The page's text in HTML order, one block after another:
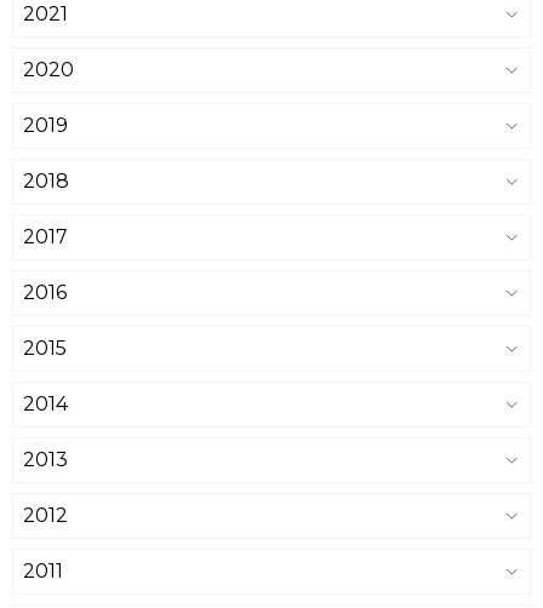
2021
2020
2019
2018
2017
2016
2015
2014
2013
2012
2011